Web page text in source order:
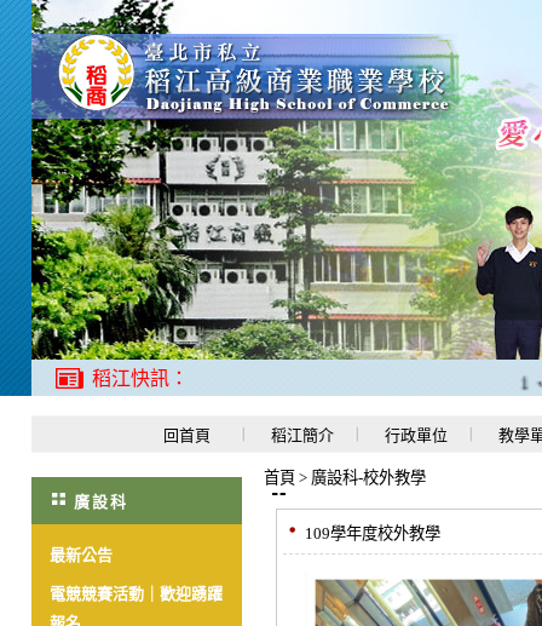
稻江快訊： 1、
回首頁 稻江簡介 行政單位 教學
廣設科
最新公告
電競競賽活動｜歡迎踴躍
首頁 > 廣設科-校外教學
109學年度校外教學